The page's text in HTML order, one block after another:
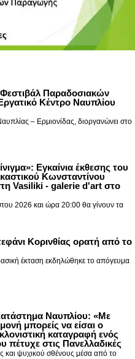
Παραδοσιακών
Κέντρο Ναυπλίου
– Ερμιονίδας, διοργανώνει στο
Εγκαίνια έκθεσης του
Κωνσταντίνου
Vasiliki - galerie d'art στο
2026 και ώρα 20:00 θα γίνουν τα
Κορινθίας ορατή από το
έκταση εκδηλώθηκε το απόγευμα
Ναυπλίου: «Με
μπορείς να είσαι ο
καταγραφή ενός
πέτυχε στις Πανελλαδικές
και ψυχικού σθένους μέσα από το